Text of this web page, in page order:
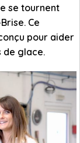
se tournent
Ce
pour aider
de glace.